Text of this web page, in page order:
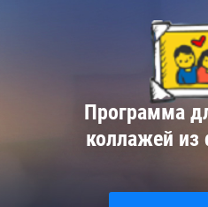
Программа
коллажей из